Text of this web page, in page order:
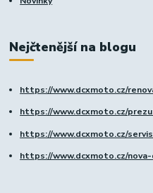
Nejčtenější na blogu
https://www.dcxmoto.cz/
https://www.dcxmoto.cz/
https://www.dcxmoto.cz/
https://www.dcxmoto.cz/